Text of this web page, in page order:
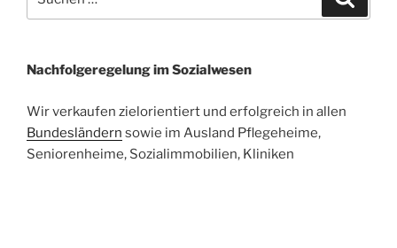
nach:
Nachfolgeregelung im Sozialwesen
Wir verkaufen zielorientiert und erfolgreich in allen
Bundesländern sowie im Ausland Pflegeheime,
Seniorenheime, Sozialimmobilien, Kliniken